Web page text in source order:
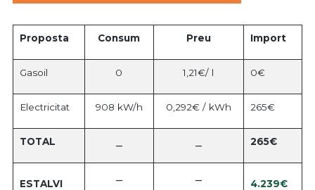
Proposta Consum Preu Import
Gasoil 0 1,21€/ l 0€
Electricitat 908 kW/h 0,292€ / kWh 265€
TOTAL – – 265€
ESTALVI – – 4.239€